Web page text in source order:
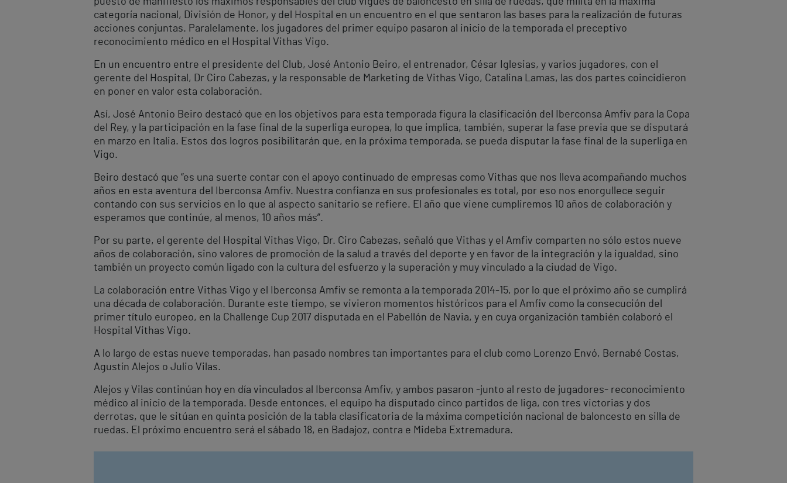
categoría nacional, División de Honor, y del Hospital en un encuentro en el que sentaron las bases para la realización de futuras
acciones conjuntas. Paralelamente, los jugadores del primer equipo pasaron al inicio de la temporada el preceptivo
reconocimiento médico en el Hospital Vithas Vigo.
En un encuentro entre el presidente del Club, José Antonio Beiro, el entrenador, César Iglesias, y varios jugadores, con el
gerente del Hospital, Dr Ciro Cabezas, y la responsable de Marketing de Vithas Vigo, Catalina Lamas, las dos partes coincidieron
en poner en valor esta colaboración.
Así, José Antonio Beiro destacó que en los objetivos para esta temporada figura la clasificación del Iberconsa Amfiv para la Copa
del Rey, y la participación en la fase final de la superliga europea, lo que implica, también, superar la fase previa que se disputará
en marzo en Italia. Estos dos logros posibilitarán que, en la próxima temporada, se pueda disputar la fase final de la superliga en
Vigo.
Beiro destacó que “es una suerte contar con el apoyo continuado de empresas como Vithas que nos lleva acompañando muchos
años en esta aventura del Iberconsa Amfiv. Nuestra confianza en sus profesionales es total, por eso nos enorgullece seguir
contando con sus servicios en lo que al aspecto sanitario se refiere. El año que viene cumpliremos 10 años de colaboración y
esperamos que continúe, al menos, 10 años más”.
Por su parte, el gerente del Hospital Vithas Vigo, Dr. Ciro Cabezas, señaló que Vithas y el Amfiv comparten no sólo estos nueve
años de colaboración, sino valores de promoción de la salud a través del deporte y en favor de la integración y la igualdad, sino
también un proyecto común ligado con la cultura del esfuerzo y la superación y muy vinculado a la ciudad de Vigo.
La colaboración entre Vithas Vigo y el Iberconsa Amfiv se remonta a la temporada 2014-15, por lo que el próximo año se cumplirá
una década de colaboración. Durante este tiempo, se vivieron momentos históricos para el Amfiv como la consecución del
primer título europeo, en la Challenge Cup 2017 disputada en el Pabellón de Navia, y en cuya organización también colaboró el
Hospital Vithas Vigo.
A lo largo de estas nueve temporadas, han pasado nombres tan importantes para el club como Lorenzo Envó, Bernabé Costas,
Agustín Alejos o Julio Vilas.
Alejos y Vilas continúan hoy en día vinculados al Iberconsa Amfiv, y ambos pasaron -junto al resto de jugadores- reconocimiento
médico al inicio de la temporada. Desde entonces, el equipo ha disputado cinco partidos de liga, con tres victorias y dos
derrotas, que le sitúan en quinta posición de la tabla clasificatoria de la máxima competición nacional de baloncesto en silla de
ruedas. El próximo encuentro será el sábado 18, en Badajoz, contra e Mideba Extremadura.